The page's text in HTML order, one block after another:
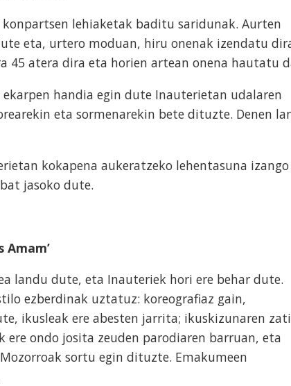
lehiaketak baditu saridunak. Aurten
eta, urtero moduan, hiru onenak izendatu
45 atera dira eta horien artean onena hautatu
handia egin dute Inauterietan udalaren
eta sormenarekin bete dituzte. Denen
kokapena aukeratzeko lehentasuna izango
jasoko dute.
Amam’
landu dute, eta Inauteriek hori ere behar dute.
ezberdinak uztatuz: koreografiaz gain,
ikusleak ere abesten jarrita; ikuskizunaren zati
ere ondo josita zeuden parodiaren barruan, eta
sortu egin dituzte. Emakumeen